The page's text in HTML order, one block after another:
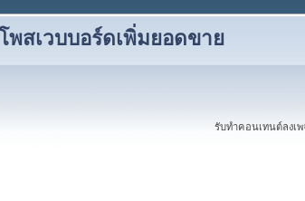
สเวบบอร์ดเพิ่มยอดขาย
รับทำคอนเทนต์ลงเ